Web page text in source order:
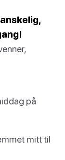
på
mitt til